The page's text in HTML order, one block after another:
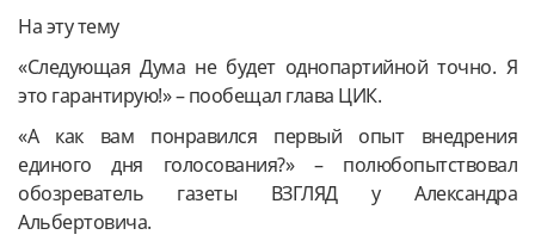
На эту тему
«Следующая Дума не будет однопартийной точно. Я
это гарантирую!» – пообещал глава ЦИК.
«А как вам понравился первый опыт внедрения
единого дня голосования?» – полюбопытствовал
обозреватель газеты ВЗГЛЯД у Александра
Альбертовича.